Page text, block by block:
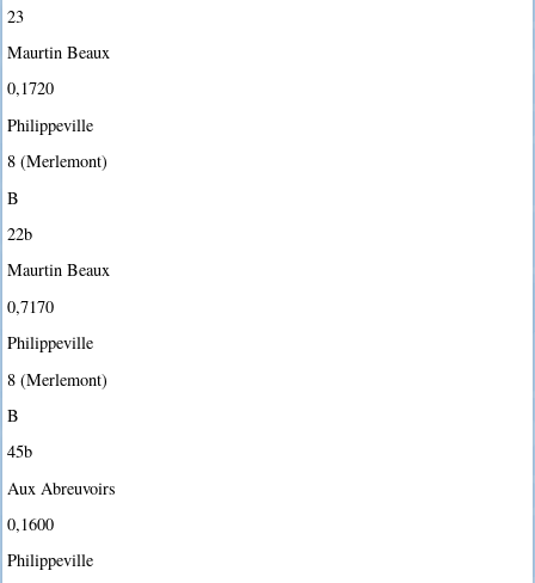
23
Maurtin Beaux
0,1720
Philippeville
8 (Merlemont)
B
22b
Maurtin Beaux
0,7170
Philippeville
8 (Merlemont)
B
45b
Aux Abreuvoirs
0,1600
Philippeville